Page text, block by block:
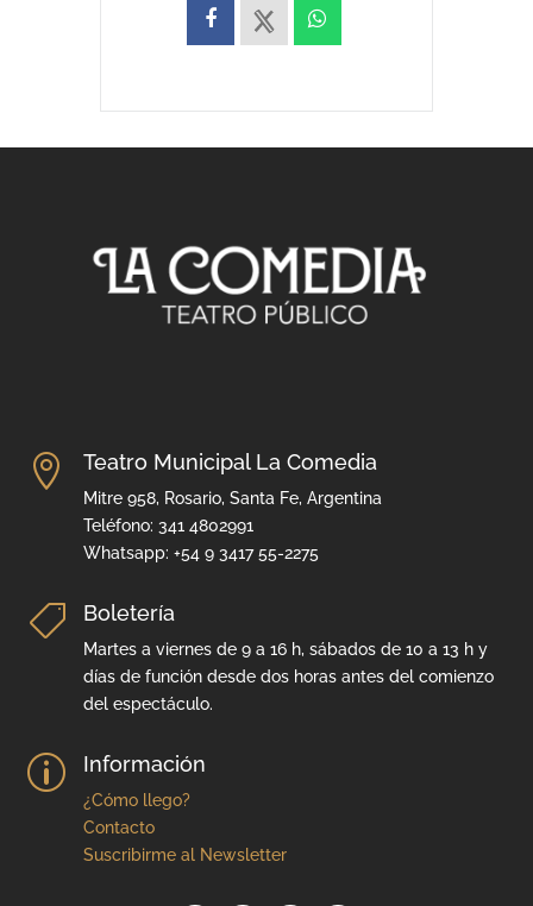
 Teatro Municipal La Comedia
Mitre 958, Rosario, Santa Fe, Argentina
Teléfono: 341 4802991
Whatsapp: +54 9 3417 55-2275
 Boletería
Martes a viernes de 9 a 16 h, sábados de 10 a 13 h y
días de función desde dos horas antes del comienzo
del espectáculo.
p Información
¿Cómo llego?
Contacto
Suscribirme al Newsletter